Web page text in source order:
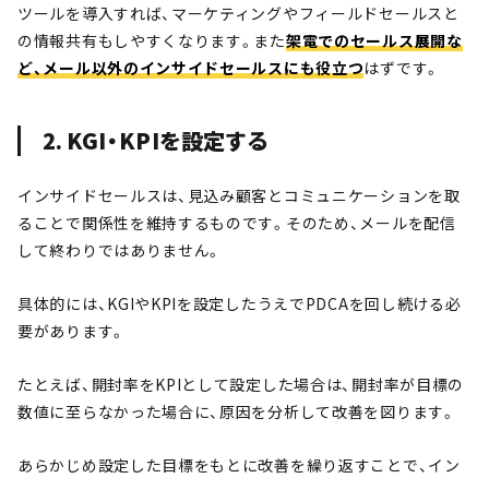
ツールを導入すれば、マーケティングやフィールドセールスと
の情報共有もしやすくなります。また架電でのセールス展開な
ど、メール以外のインサイドセールスにも役立つはずです。
2. KGI・KPIを設定する
インサイドセールスは、見込み顧客とコミュニケーションを取
ることで関係性を維持するものです。そのため、メールを配信
して終わりではありません。
具体的には、KGIやKPIを設定したうえでPDCAを回し続ける必
要があります。
たとえば、開封率をKPIとして設定した場合は、開封率が目標の
数値に至らなかった場合に、原因を分析して改善を図ります。
あらかじめ設定した目標をもとに改善を繰り返すことで、イン